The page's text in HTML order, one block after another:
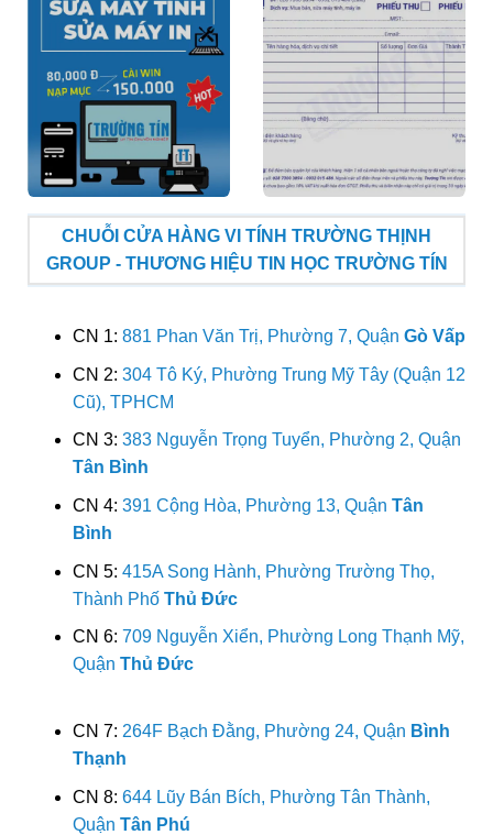
CHUỖI CỬA HÀNG VI TÍNH TRƯỜNG THỊNH
GROUP - THƯƠNG HIỆU TIN HỌC TRƯỜNG TÍN
CN 1: 881 Phan Văn Trị, Phường 7, Quận Gò Vấp
CN 2: 304 Tô Ký, Phường Trung Mỹ Tây (Quận 12
Cũ), TPHCM
CN 3: 383 Nguyễn Trọng Tuyển, Phường 2, Quận
Tân Bình
CN 4: 391 Cộng Hòa, Phường 13, Quận Tân
Bình
CN 5: 415A Song Hành, Phường Trường Thọ,
Thành Phố Thủ Đức
CN 6: 709 Nguyễn Xiển, Phường Long Thạnh Mỹ,
Quận Thủ Đức
CN 7: 264F Bạch Đằng, Phường 24, Quận Bình
Thạnh
CN 8: 644 Lũy Bán Bích, Phường Tân Thành,
Quận Tân Phú